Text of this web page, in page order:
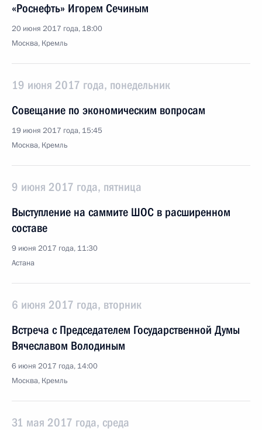
«Роснефть» Игорем Сечиным
20 июня 2017 года, 18:00
Москва, Кремль
19 июня 2017 года, понедельник
Совещание по экономическим вопросам
19 июня 2017 года, 15:45
Москва, Кремль
9 июня 2017 года, пятница
Выступление на саммите ШОС в расширенном
составе
9 июня 2017 года, 11:30
Астана
6 июня 2017 года, вторник
Встреча с Председателем Государственной Думы
Вячеславом Володиным
6 июня 2017 года, 14:00
Москва, Кремль
31 мая 2017 года, среда